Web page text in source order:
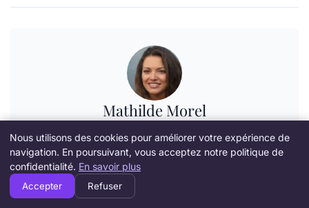
Mathilde Morel
Journaliste spécialisée dans la création d’entreprise, la
gestion-finance et l’innovation technologique, Mathilde
Morel couvre ces secteurs depuis huit ans.
Voir tous les articles
Nous utilisons des cookies pour améliorer votre expérience de
navigation. En poursuivant, vous acceptez notre politique de
confidentialité. En savoir plus
Accepter Refuser